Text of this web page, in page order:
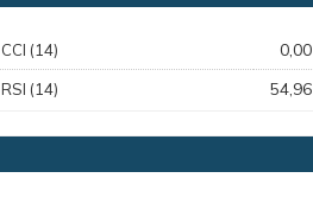
CCI (14) 0,00
RSI (14) 54,96